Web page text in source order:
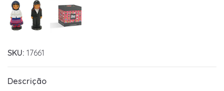
SKU: 17661
Descrição